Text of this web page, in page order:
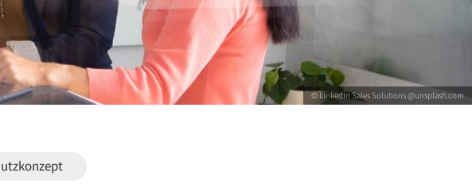
© LinkedIn Sales Solutions @unsplash.com